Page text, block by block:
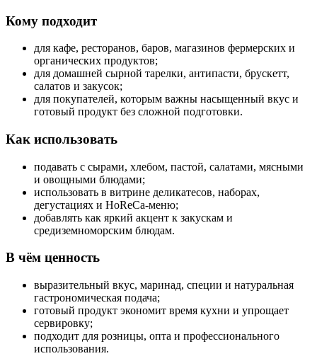
Кому подходит
для кафе, ресторанов, баров, магазинов фермерских и
органических продуктов;
для домашней сырной тарелки, антипасти, брускетт,
салатов и закусок;
для покупателей, которым важны насыщенный вкус и
готовый продукт без сложной подготовки.
Как использовать
подавать с сырами, хлебом, пастой, салатами, мясными
и овощными блюдами;
использовать в витрине деликатесов, наборах,
дегустациях и HoReCa-меню;
добавлять как яркий акцент к закускам и
средиземноморским блюдам.
В чём ценность
выразительный вкус, маринад, специи и натуральная
гастрономическая подача;
готовый продукт экономит время кухни и упрощает
сервировку;
подходит для розницы, опта и профессионального
использования.